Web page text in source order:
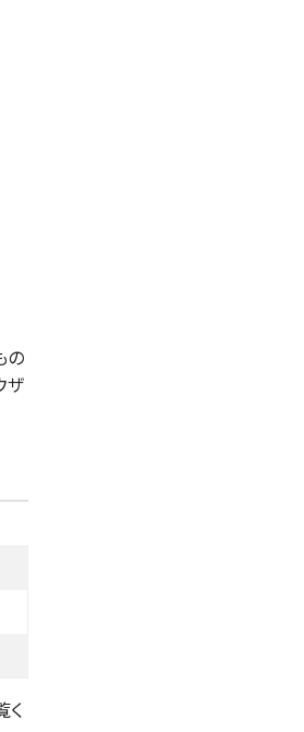
の
ザ
く